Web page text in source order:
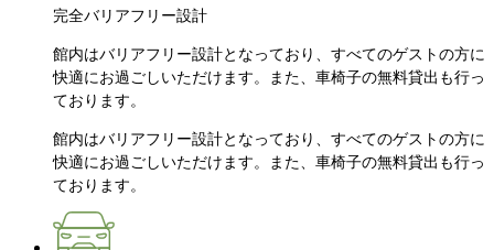
完全バリアフリー設計
館内はバリアフリー設計となっており、すべてのゲストの方に
快適にお過ごしいただけます。また、車椅子の無料貸出も行っ
ております。
館内はバリアフリー設計となっており、すべてのゲストの方に
快適にお過ごしいただけます。また、車椅子の無料貸出も行っ
ております。